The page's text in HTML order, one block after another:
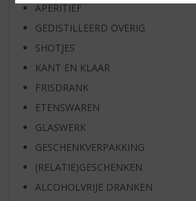
APERITIEF
GEDISTILLEERD OVERIG
SHOTJES
KANT EN KLAAR
FRISDRANK
ETENSWAREN
GLASWERK
GESCHENKVERPAKKING
(RELATIE)GESCHENKEN
ALCOHOLVRIJE DRANKEN